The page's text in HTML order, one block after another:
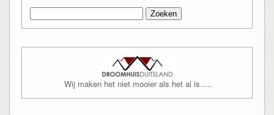
naar:
Wij maken het niet mooier als het al is.....